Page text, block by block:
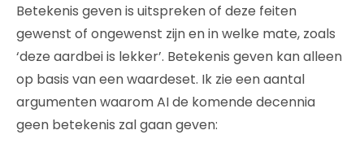
Betekenis geven is uitspreken of deze feiten
gewenst of ongewenst zijn en in welke mate, zoals
‘deze aardbei is lekker’. Betekenis geven kan alleen
op basis van een waardeset. Ik zie een aantal
argumenten waarom AI de komende decennia
geen betekenis zal gaan geven: